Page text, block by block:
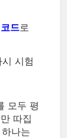
드로
시험
모두 평
따집
나는